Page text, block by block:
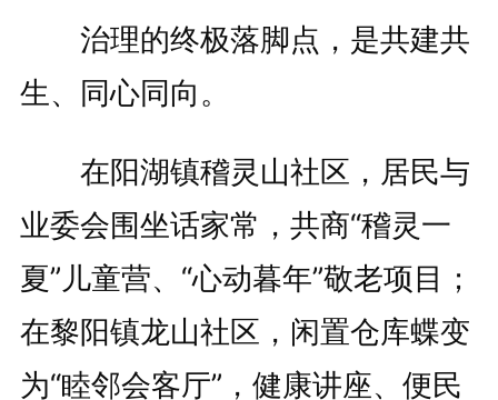
治理的终极落脚点，是共建共
生、同心同向。
在阳湖镇稽灵山社区，居民与
业委会围坐话家常，共商“稽灵一
夏”儿童营、“心动暮年”敬老项目；
在黎阳镇龙山社区，闲置仓库蝶变
为“睦邻会客厅”，健康讲座、便民